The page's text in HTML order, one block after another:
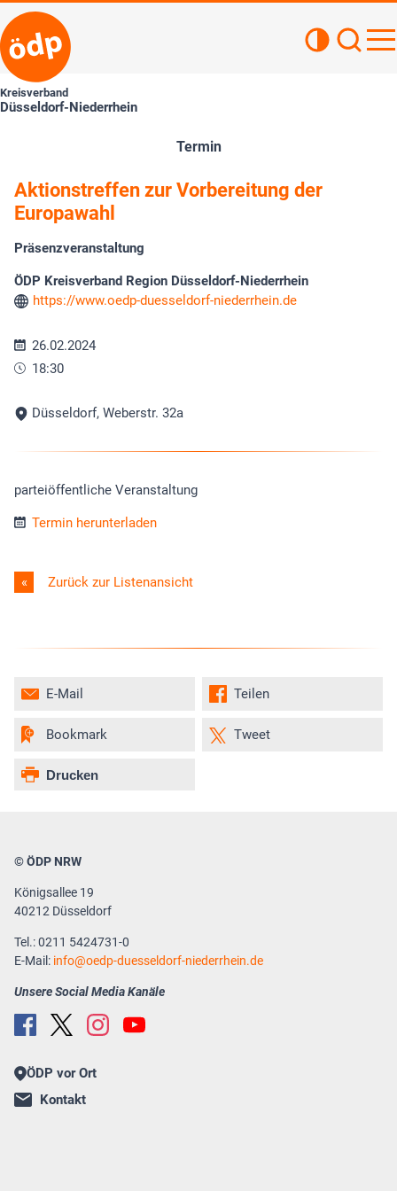
Kreisverband
Düsseldorf-Niederrhein
Termin
Aktionstreffen zur Vorbereitung der
Europawahl
Präsenzveranstaltung
ÖDP Kreisverband Region Düsseldorf-Niederrhein
https://www.oedp-duesseldorf-niederrhein.de
26.02.2024
18:30
Düsseldorf, Weberstr. 32a
parteiöffentliche Veranstaltung
Termin herunterladen
Zurück zur Listenansicht
Teilen
Tweet
E-Mail
Bookmark
Drucken
© ÖDP NRW
Königsallee 19
40212 Düsseldorf
Tel.: 0211 5424731-0
E-Mail: info oedp-duesseldorf-niederrhein.de
Unsere Social Media Kanäle
ÖDP vor Ort
Kontakt